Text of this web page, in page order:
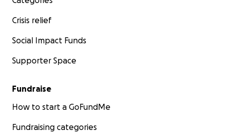
Crisis relief
Social Impact Funds
Supporter Space
Fundraise
How to start a GoFundMe
Fundraising categories